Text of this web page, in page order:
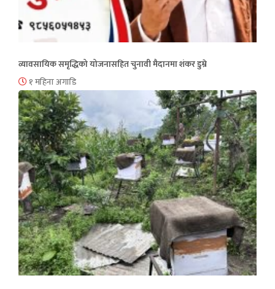
व्यावसायिक समृद्धिको योजनासहित चुनावी मैदानमा शंकर डुम्रे
१ महिना अगाडि